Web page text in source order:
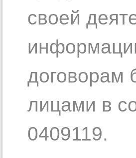
своей
договорам
лицами в
0409119.